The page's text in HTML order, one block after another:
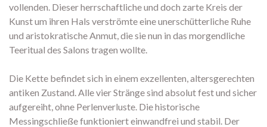
vollenden. Dieser herrschaftliche und doch zarte Kreis der
Kunst um ihren Hals verströmte eine unerschütterliche Ruhe
und aristokratische Anmut, die sie nun in das morgendliche
Teeritual des Salons tragen wollte.
Die Kette befindet sich in einem exzellenten, altersgerechten
antiken Zustand. Alle vier Stränge sind absolut fest und sicher
aufgereiht, ohne Perlenverluste. Die historische
Messingschließe funktioniert einwandfrei und stabil. Der